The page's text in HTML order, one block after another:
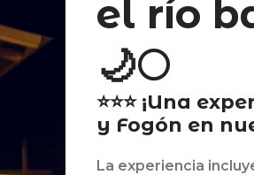
el río
🌙🌕
⭐⭐⭐ ¡Una
y Fogón en
La experiencia